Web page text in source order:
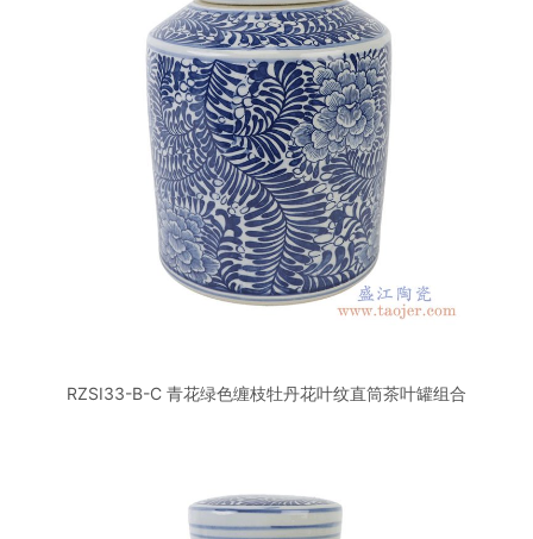
RZSI33-B-C 青花绿色缠枝牡丹花叶纹直筒茶叶罐组合